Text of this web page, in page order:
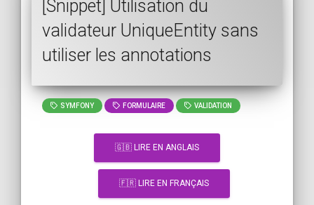
[Snippet] Utilisation du
validateur UniqueEntity sans
utiliser les annotations
SYMFONY FORMULAIRE VALIDATION
🇬🇧 LIRE EN ANGLAIS
🇫🇷 LIRE EN FRANÇAIS